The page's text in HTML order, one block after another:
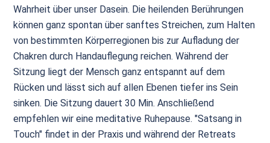
Wahrheit über unser Dasein. Die heilenden Berührungen
können ganz spontan über sanftes Streichen, zum Halten
von bestimmten Körperregionen bis zur Aufladung der
Chakren durch Handauflegung reichen. Während der
Sitzung liegt der Mensch ganz entspannt auf dem
Rücken und lässt sich auf allen Ebenen tiefer ins Sein
sinken. Die Sitzung dauert 30 Min. Anschließend
empfehlen wir eine meditative Ruhepause. "Satsang in
Touch" findet in der Praxis und während der Retreats